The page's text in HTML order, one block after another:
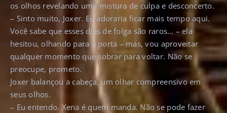
os olhos revelando uma mistura de culpa e desconcerto.
– Sinto muito, Joxer. Eu adoraria ficar mais tempo aqui.
Você sabe que esses dias de folga são raros… – ela
hesitou, olhando para a porta – mas, vou aproveitar
qualquer momento que sobrar para voltar. Não se
preocupe, prometo.
Joxer balançou a cabeça, um olhar compreensivo em
seus olhos.
– Eu entendo. Xena é quem manda. Não se pode fazer